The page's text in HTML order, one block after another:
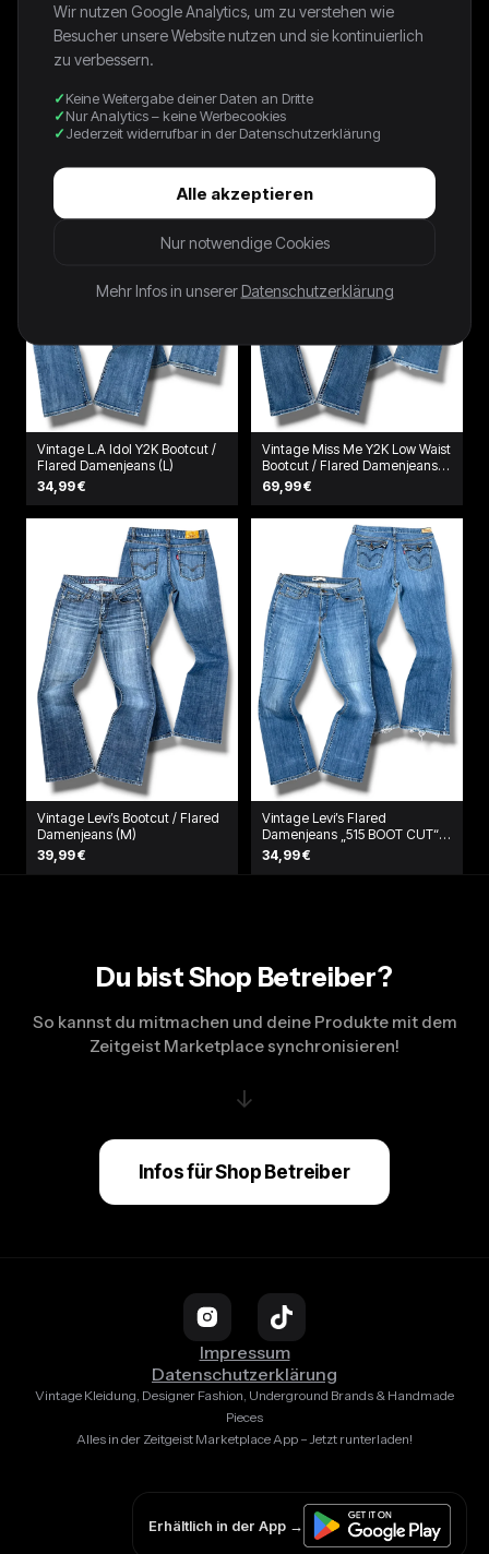
Damenjeans „LOWFLARE 519“
(M)
39,99 €
Damentasche
79,99 €
Vintage L.A Idol Y2K Bootcut /
Flared Damenjeans (L)
34,99 €
Vintage Miss Me Y2K Low Waist
Bootcut / Flared Damenjeans
(L)
69,99 €
Vintage Levi’s Bootcut / Flared
Damenjeans (M)
39,99 €
Vintage Levi’s Flared
Damenjeans „515 BOOT CUT“
(L)
34,99 €
Du bist Shop Betreiber?
So kannst du mitmachen und deine Produkte mit dem
Zeitgeist Marketplace synchronisieren!
↓
Infos für Shop Betreiber
Impressum
Datenschutzerklärung
Vintage Kleidung, Designer Fashion, Underground Brands & Handmade
Pieces
Alles in der Zeitgeist Marketplace App – Jetzt runterladen!
Erhältlich in der App →
Wir nutzen Google Analytics, um zu verstehen wie
Besucher unsere Website nutzen und sie kontinuierlich
zu verbessern.
Keine Weitergabe deiner Daten an Dritte
Nur Analytics – keine Werbecookies
Jederzeit widerrufbar in der Datenschutzerklärung
Alle akzeptieren
Nur notwendige Cookies
Mehr Infos in unserer Datenschutzerklärung